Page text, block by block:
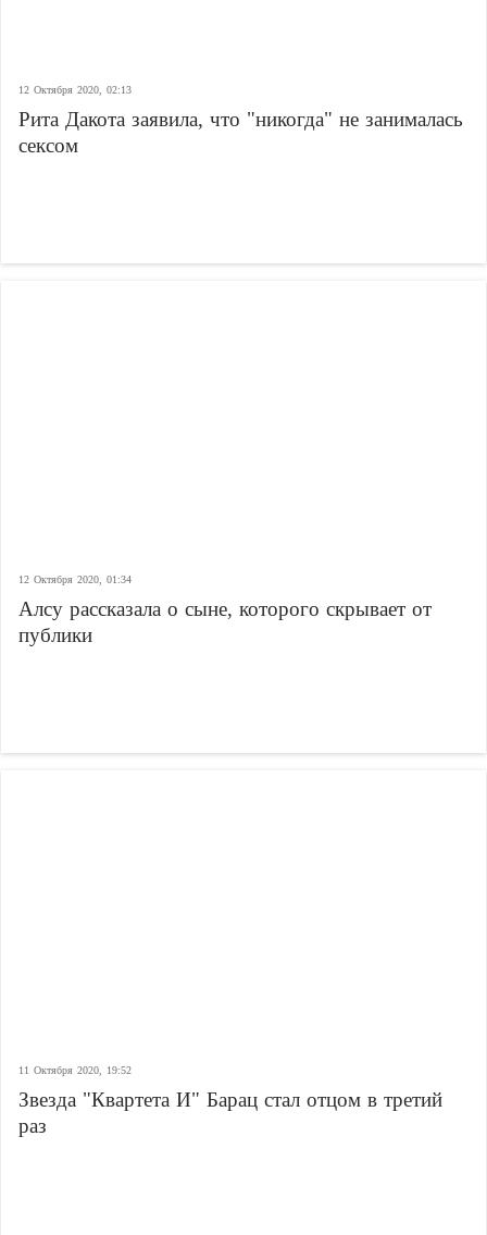
12 Октября 2020, 02:13
Рита Дакота заявила, что "никогда" не занималась
сексом
12 Октября 2020, 01:34
Алсу рассказала о сыне, которого скрывает от
публики
11 Октября 2020, 19:52
Звезда "Квартета И" Барац стал отцом в третий
раз